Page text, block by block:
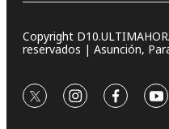
Copyright
reservados | Asunción,
twitterinstagram